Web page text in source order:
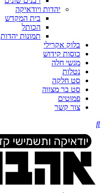
יהדות ויודאיקה
בית המקדש
הכותל
תמונות יהדות
בלוק אקרילי
כוסות קידוש
מגשי חלה
נטלות
סט חלקה
סט בר מצווה
פמוטים
צור קשר